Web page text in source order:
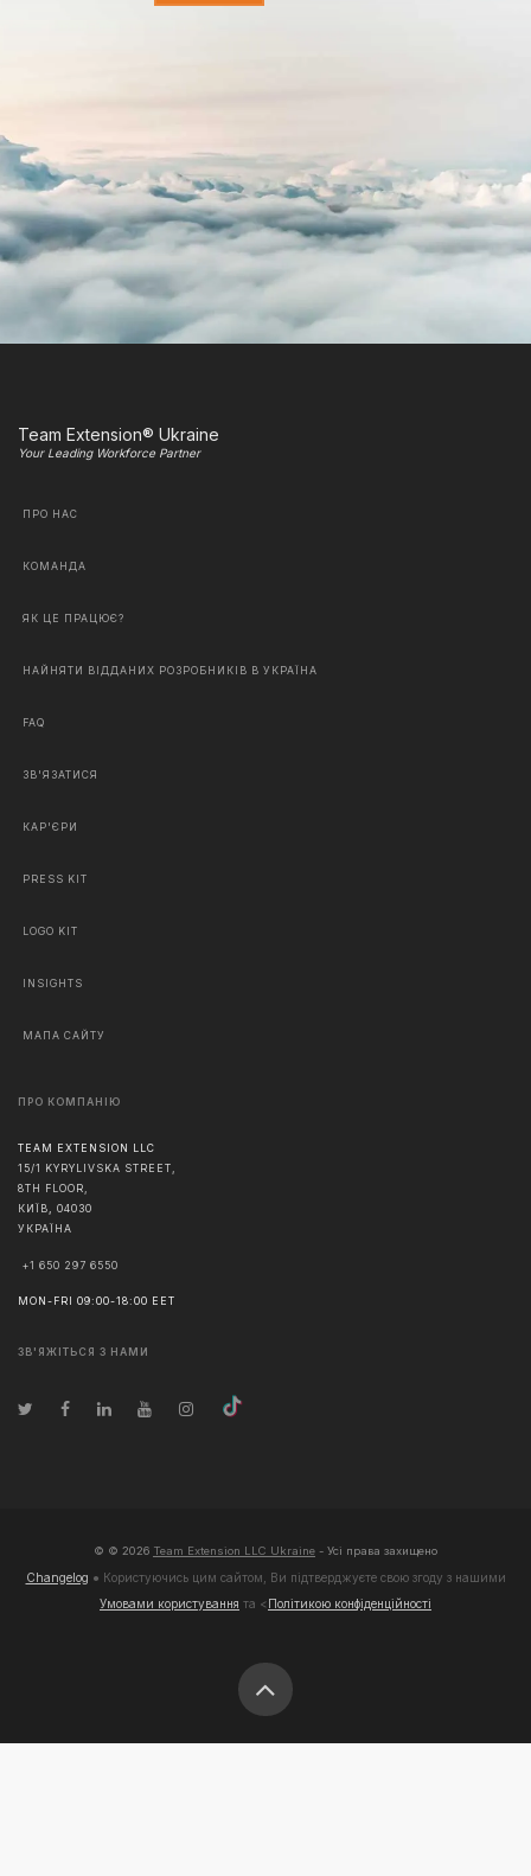
Team Extension® Ukraine
Your Leading Workforce Partner
ПРО НАС
КОМАНДА
ЯК ЦЕ ПРАЦЮЄ?
НАЙНЯТИ ВІДДАНИХ РОЗРОБНИКІВ В УКРАЇНА
FAQ
ЗВ'ЯЗАТИСЯ
КАР'ЄРИ
PRESS KIT
LOGO KIT
INSIGHTS
МАПА САЙТУ
ПРО КОМПАНІЮ
TEAM EXTENSION LLC
15/1 KYRYLIVSKA STREET,
8TH FLOOR,
КИЇВ, 04030
УКРАЇНА
+1 650 297 6550
MON-FRI 09:00-18:00 EET
ЗВ'ЯЖІТЬСЯ З НАМИ
© © 2026 Team Extension LLC Ukraine - Усі права захищено
Changelog ● Користуючись цим сайтом, Ви підтверджуєте свою згоду з нашими
Умовами користування та <Політикою конфіденційності